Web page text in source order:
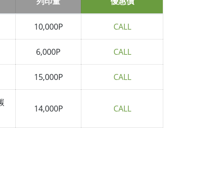
10,000P CALL
6,000P CALL
15,000P CALL
14,000P CALL